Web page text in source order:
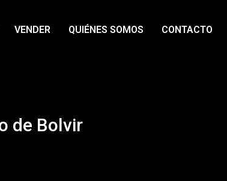
VENDER QUIÉNES SOMOS CONTACTO
de Bolvir